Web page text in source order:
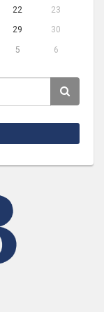
22
23
29 30
5 6